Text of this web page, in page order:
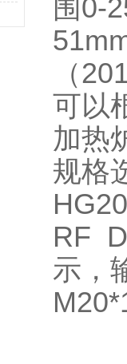
围0-
（
可以
加热
规格
RF
示，